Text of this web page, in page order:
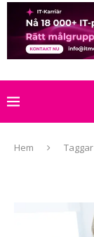
Hem Taggar